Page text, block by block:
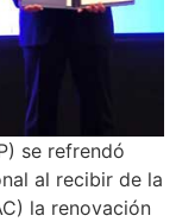
se refrendó
al recibir de la
la renovación